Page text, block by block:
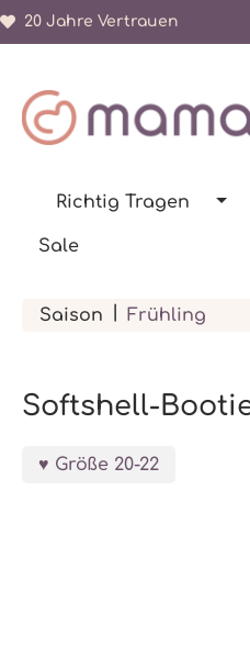
Zur
20 Jahre Vertrauen
Richtig Tragen
Sale
Saison Frühling
Softshell-
Größe 20-22